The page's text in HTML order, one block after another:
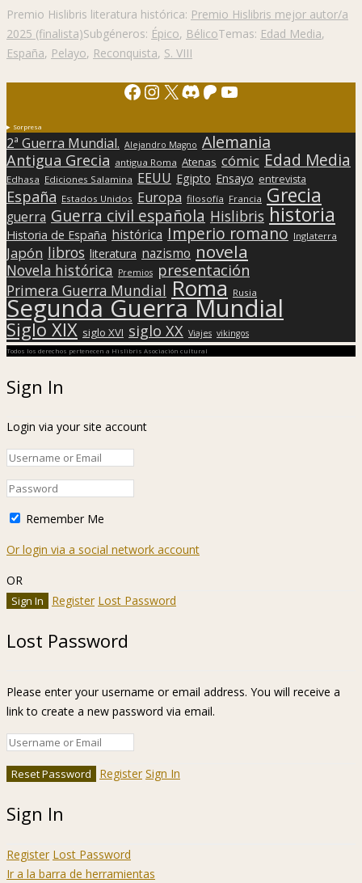
Premio Hislibris literatura histórica: Premio Hislibris mejor autor/a
2025 (finalista)Subgéneros: Épico, BélicoTemas: Edad Media,
España, Pelayo, Reconquista, S. VIII
Facebook
Instagram
X Discord
Patreon
YouTube
Sorpresa
2ª Guerra Mundial. Alejandro Magno Alemania
Antigua Grecia antigua Roma Atenas cómic Edad Media
Edhasa Ediciones Salamina EEUU Egipto Ensayo entrevista
España Estados Unidos Europa filosofía Francia Grecia
guerra Guerra civil española Hislibris historia
Historia de España histórica Imperio romano Inglaterra
Japón libros literatura nazismo novela
Novela histórica Premios presentación
Primera Guerra Mundial Roma Rusia
Segunda Guerra Mundial
Siglo XIX siglo XVI siglo XX Viajes vikingos
Todos los derechos pertenecen a Hislibris Asociación cultural
Sign In
Login via your site account
Remember Me
Or login via a social network account
OR
Register Lost Password
Lost Password
Please enter your username or email address. You will receive a
link to create a new password via email.
Register Sign In
Sign In
Register Lost Password
Ir a la barra de herramientas